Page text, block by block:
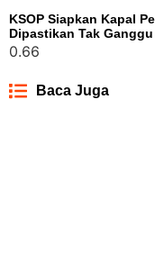
KSOP Siapkan Kapal
Dipastikan Tak
Baca Juga